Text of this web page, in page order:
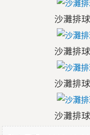
沙灘排
沙灘排
沙灘排
沙灘排